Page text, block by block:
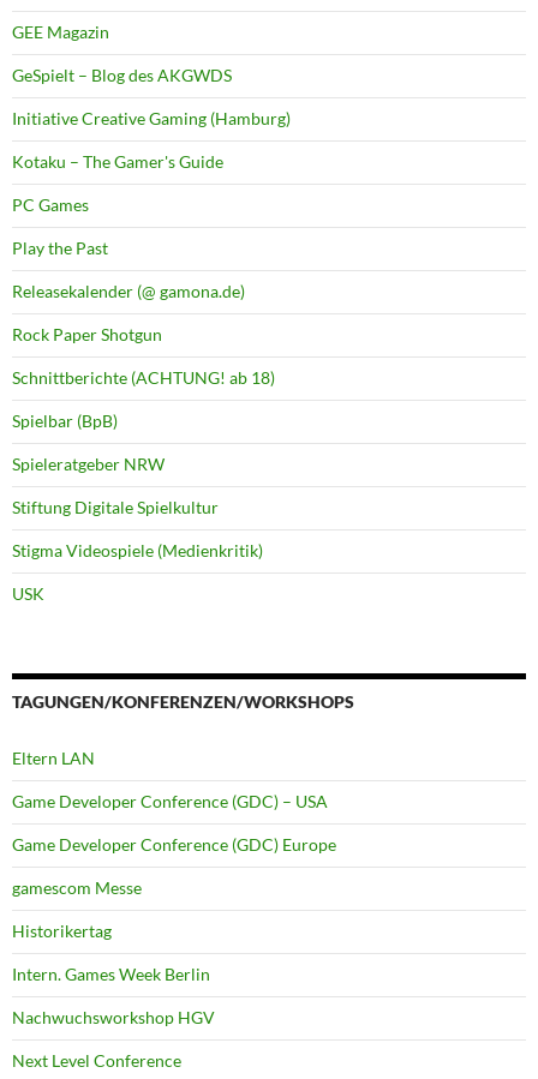
GEE Magazin
GeSpielt – Blog des AKGWDS
Initiative Creative Gaming (Hamburg)
Kotaku – The Gamer's Guide
PC Games
Play the Past
Releasekalender (@ gamona.de)
Rock Paper Shotgun
Schnittberichte (ACHTUNG! ab 18)
Spielbar (BpB)
Spieleratgeber NRW
Stiftung Digitale Spielkultur
Stigma Videospiele (Medienkritik)
USK
TAGUNGEN/KONFERENZEN/WORKSHOPS
Eltern LAN
Game Developer Conference (GDC) – USA
Game Developer Conference (GDC) Europe
gamescom Messe
Historikertag
Intern. Games Week Berlin
Nachwuchsworkshop HGV
Next Level Conference